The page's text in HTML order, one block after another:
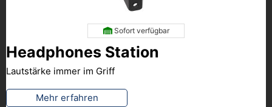
Sofort verfügbar
Headphones Station
Lautstärke immer im Griff
Mehr erfahren